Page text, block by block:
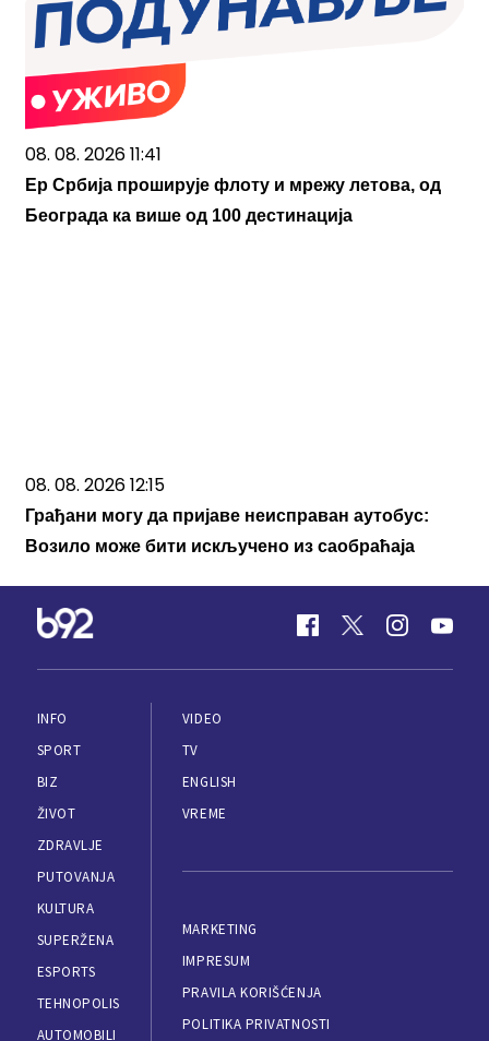
08. 08. 2026 11:41
Ер Србија проширује флоту и мрежу летова, од
Београда ка више од 100 дестинација
08. 08. 2026 12:15
Грађани могу да пријаве неисправан аутобус:
Возило може бити искључено из саобраћаја
INFO
SPORT
BIZ
ŽIVOT
ZDRAVLJE
PUTOVANJA
KULTURA
SUPERŽENA
ESPORTS
TEHNOPOLIS
AUTOMOBILI
VIDEO
TV
ENGLISH
VREME
MARKETING
IMPRESUM
PRAVILA KORIŠĆENJA
POLITIKA PRIVATNOSTI